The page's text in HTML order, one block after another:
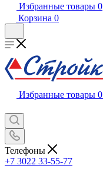
Избранные товары 0
Корзина 0
Избранные товары 0
Телефоны
+7 3022 33-55-77